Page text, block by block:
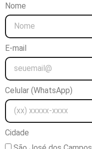
Nome
E-mail
Celular (WhatsApp)
Cidade